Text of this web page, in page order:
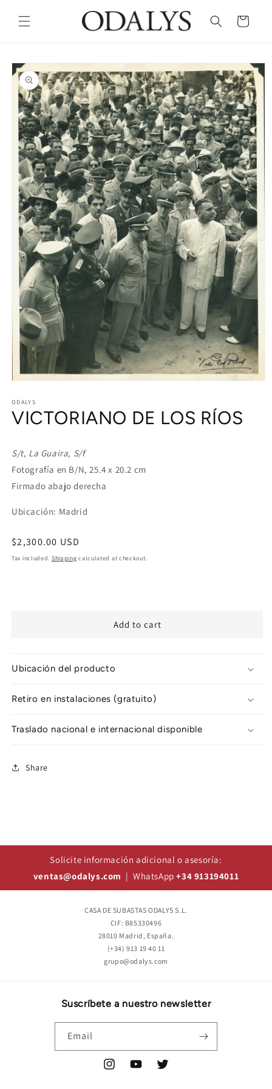
content
Cart
Skip to
product
information
1
in
modal
ODALYS
VICTORIANO DE LOS RÍOS
S/t, La Guaira, S/f
Fotografía en B/N, 25.4 x 20.2 cm
Firmado abajo derecha
Ubicación: Madrid
Regular
price
$2,300.00 USD
Tax included. Shipping calculated at checkout.
Add to cart
Ubicación del producto
Retiro en instalaciones (gratuito)
Traslado nacional e internacional disponible
Share
Solicite información adicional o asesoría:
ventas@odalys.com | WhatsApp+34 913194011
CASA DE SUBASTAS ODALYS S.L.
CIF: B85330496
28010 Madrid, España.
(+34) 913 19 40 11
grupo@odalys.com
Suscríbete a nuestro newsletter
Email
InstagramYouTubeTwitter